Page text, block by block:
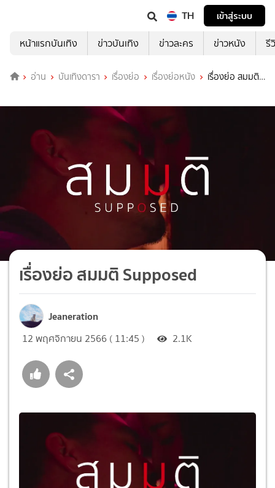
TH
เข้าสู่ระบบ
หน้าแรกบันเทิง
ข่าวบันเทิง ข่าวละคร ข่าวหนัง รี
อ่าน บันเทิงดารา เรื่องย่อ เรื่องย่อหนัง
เรื่องย่อ สมมติ
เรื่องย่อ สมมติ Supposed
Jeaneration
12 พฤศจิกายน 2566 ( 11:45 ) 2.1K